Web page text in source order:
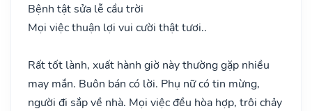
Bệnh tật sửa lễ cầu trời
Mọi việc thuận lợi vui cười thật tươi..
Rất tốt lành, xuất hành giờ này thường gặp nhiều
may mắn. Buôn bán có lời. Phụ nữ có tin mừng,
người đi sắp về nhà. Mọi việc đều hòa hợp, trôi chảy